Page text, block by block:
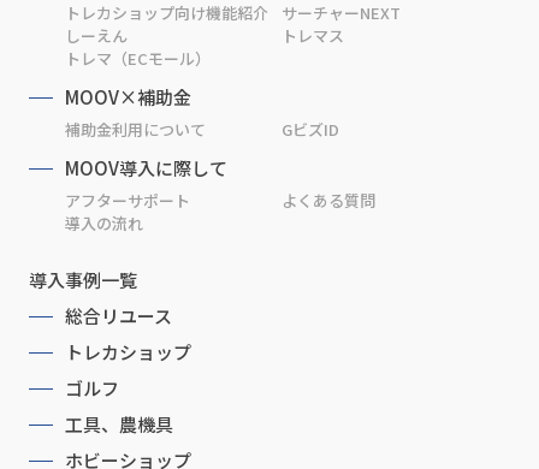
トレカショップ向け機能紹介
サーチャーNEXT
しーえん
トレマス
トレマ（ECモール）
MOOV×補助金
補助金利用について GビズID
MOOV導入に際して
アフターサポート
よくある質問
導入の流れ
導入事例一覧
総合リユース
トレカショップ
ゴルフ
工具、農機具
ホビーショップ